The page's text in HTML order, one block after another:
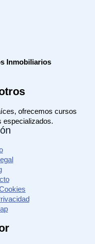
Inmobiliarios
ofrecemos cursos
especializados.